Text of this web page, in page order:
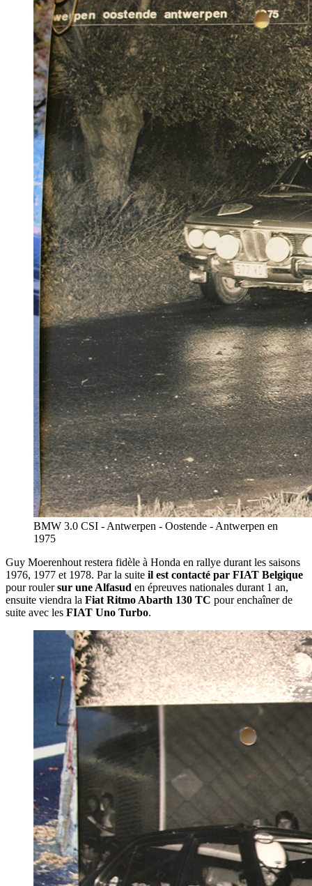
BMW 3.0 CSI - Antwerpen - Oostende - Antwerpen en
1975
Guy Moerenhout restera fidèle à Honda en rallye durant les saisons
1976, 1977 et 1978. Par la suite il est contacté par FIAT Belgique
pour roulersur une Alfasud en épreuves nationales durant 1 an,
ensuite viendra la Fiat Ritmo Abarth 130 TC pour enchaîner de
suite avec les FIAT Uno Turbo.